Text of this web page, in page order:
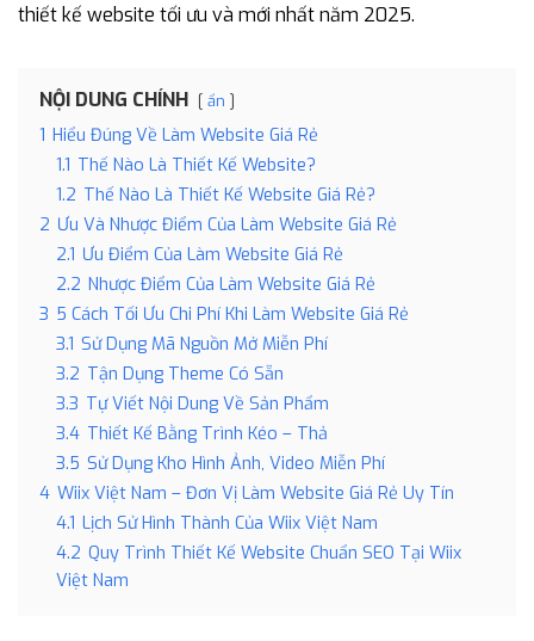
thiết kế website tối ưu và mới nhất năm 2025.
NỘI DUNG CHÍNH ẩn
1 Hiểu Đúng Về Làm Website Giá Rẻ
1.1 Thế Nào Là Thiết Kế Website?
1.2 Thế Nào Là Thiết Kế Website Giá Rẻ?
2 Ưu Và Nhược Điểm Của Làm Website Giá Rẻ
2.1 Ưu Điểm Của Làm Website Giá Rẻ
2.2 Nhược Điểm Của Làm Website Giá Rẻ
3 5 Cách Tối Ưu Chi Phí Khi Làm Website Giá Rẻ
3.1 Sử Dụng Mã Nguồn Mở Miễn Phí
3.2 Tận Dụng Theme Có Sẵn
3.3 Tự Viết Nội Dung Về Sản Phẩm
3.4 Thiết Kế Bằng Trình Kéo – Thả
3.5 Sử Dụng Kho Hình Ảnh, Video Miễn Phí
4 Wiix Việt Nam – Đơn Vị Làm Website Giá Rẻ Uy Tín
4.1 Lịch Sử Hình Thành Của Wiix Việt Nam
4.2 Quy Trình Thiết Kế Website Chuẩn SEO Tại Wiix
Việt Nam